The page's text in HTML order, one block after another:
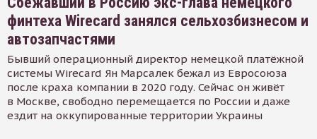
финтеха Wirecard занялся сельхозбизнесом и
автозапчастями
Бывший операционный директор немецкой платёжной
системы Wirecard Ян Марсалек бежал из Евросоюза
после краха компании в 2020 году. Сейчас он живёт
в Москве, свободно перемещается по России и даже
ездит на оккупированные территории Украины